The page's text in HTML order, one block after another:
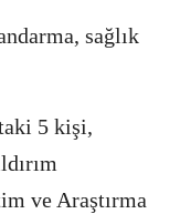
sağlık
5 kişi,
ve Araştırma